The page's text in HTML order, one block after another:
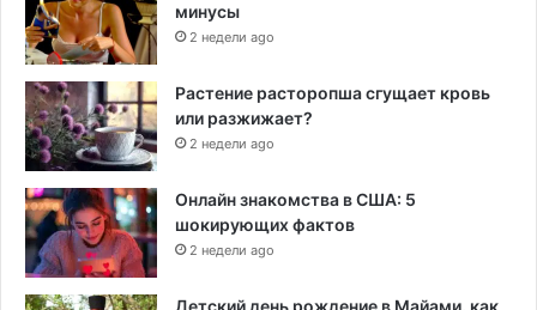
минусы
2 недели ago
Растение расторопша сгущает кровь
или разжижает?
2 недели ago
Онлайн знакомства в США: 5
шокирующих фактов
2 недели ago